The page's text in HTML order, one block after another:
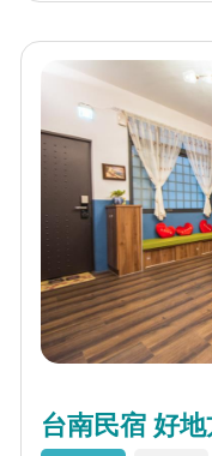
台南民宿 好地